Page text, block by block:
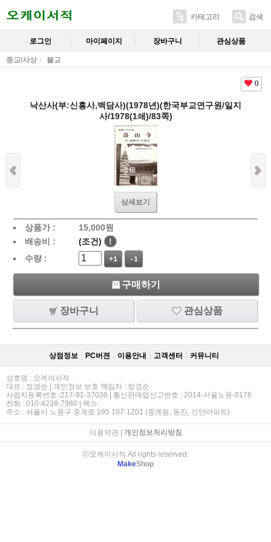
카테고리 검색
로그인 마이페이지 장바구니 관심상품
종교/사상 불교
0
낙산사(부:신흥사,백담사)(1978년)(한국부교연구원/일지
사/1978(1쇄)/83쪽)
상세보기
상품가 : 15,000원
배송비 :
(조건)
!
수량 :
+1 -1
구매하기
장바구니 관심상품
상점정보 PC버젼 이용안내 고객센터 커뮤니티
상호명 : 오케이서적
대표 : 정경순 | 개인정보 보호 책임자 : 정경순
사업자등록번호 :217-91-37030 | 통신판매업신고번호 : 2014-서울노원-0176
전화 : 010-4238-7980 | 팩스 :
주소 : 서울시 노원구 중계로 195 107-1201 (중계동, 동진, 신안아파트)
이용약관| 개인정보처리방침
ⓒ오케이서적 All rights reserved.
MakeShop